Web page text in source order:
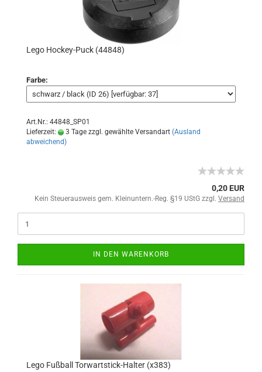
Lego Hockey-Puck (44848)
Farbe:
Art.Nr.: 44848_SP01
Lieferzeit:
3 Tage zzgl. gewählte Versandart (Ausland
abweichend)
0,20 EUR
Kein Steuerausweis gem. Kleinuntern.-Reg. §19 UStG zzgl. Versand
IN DEN WARENKORB
Lego Fußball Torwartstick-Halter (x383)